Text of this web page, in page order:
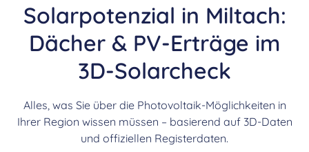
Solarpotenzial in Miltach:
Dächer & PV-Erträge im
3D-Solarcheck
Alles, was Sie über die Photovoltaik-Möglichkeiten in
Ihrer Region wissen müssen – basierend auf 3D-Daten
und offiziellen Registerdaten.